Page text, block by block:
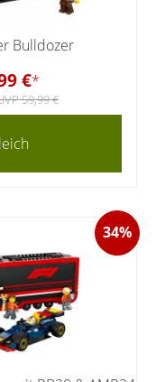
Bulldozer
€*
59,99 €
34%